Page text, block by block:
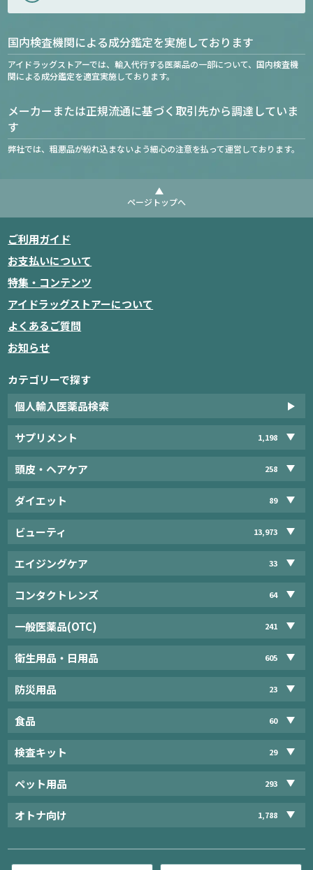
国内検査機関による成分鑑定を実施しております
アイドラッグストアーでは、輸入代行する医薬品の一部について、国内検査機
関による成分鑑定を適宜実施しております。
メーカーまたは正規流通に基づく取引先から調達していま
す
弊社では、粗悪品が紛れ込まないよう細心の注意を払って運営しております。
ページトップへ
ご利用ガイド
お支払いについて
特集・コンテンツ
アイドラッグストアーについて
よくあるご質問
お知らせ
カテゴリーで探す
個人輸入医薬品検索
サプリメント 1,198
頭皮・ヘアケア 258
ダイエット 89
ビューティ 13,973
エイジングケア 33
コンタクトレンズ 64
一般医薬品(OTC) 241
衛生用品・日用品 605
防災用品 23
食品 60
検査キット 29
ペット用品 293
オトナ向け 1,788